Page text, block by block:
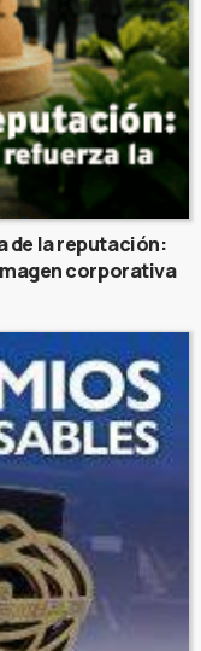
de la reputación:
corporativa